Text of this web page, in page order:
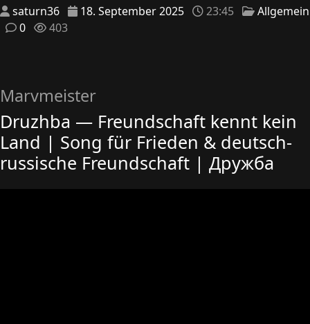
saturn36 18. September 2025 23:45
Allgemein
0
403
Marvmeister
Druzhba — Freundschaft kennt kein
Land | Song für Frieden & deutsch-
russische Freundschaft | Дружба